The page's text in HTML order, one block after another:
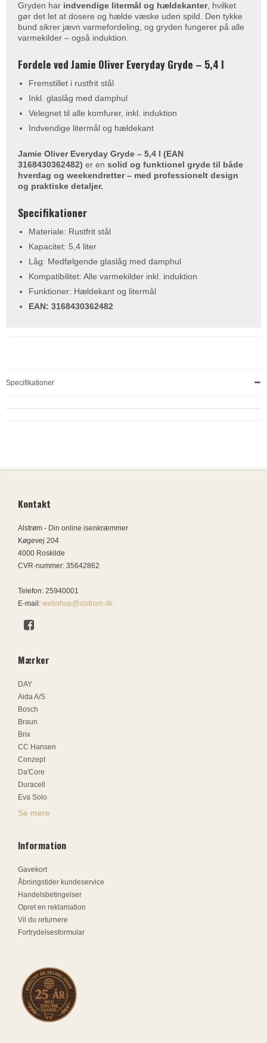
Gryden har indvendige litermål og hældekanter, hvilket
gør det let at dosere og hælde væske uden spild. Den tykke
bund sikrer jævn varmefordeling, og gryden fungerer på alle
varmekilder – også induktion.
Fordele ved Jamie Oliver Everyday Gryde – 5,4 l
Fremstillet i rustfrit stål
Inkl. glaslåg med damphul
Velegnet til alle komfurer, inkl. induktion
Indvendige litermål og hældekant
Jamie Oliver Everyday Gryde – 5,4 l (EAN
3168430362482) er en solid og funktionel gryde til både
hverdag og weekendretter – med professionelt design
og praktiske detaljer.
Specifikationer
Materiale: Rustfrit stål
Kapacitet: 5,4 liter
Låg: Medfølgende glaslåg med damphul
Kompatibilitet: Alle varmekilder inkl. induktion
Funktioner: Hældekant og litermål
EAN: 3168430362482
Specifikationer
Kontakt
Alstrøm - Din online isenkræmmer
Køgevej 204
4000 Roskilde
CVR-nummer: 35642862
Telefon: 25940001
E-mail : webshop@alstrom.dk
Mærker
DAY
Aida A/S
Bosch
Braun
Brix
CC Hansen
Conzept
Da'Core
Duracell
Eva Solo
Se mere
Information
Gavekort
Åbningstider kundeservice
Handelsbetingelser
Opret en reklamation
Vil du returnere
Fortrydelsesformular